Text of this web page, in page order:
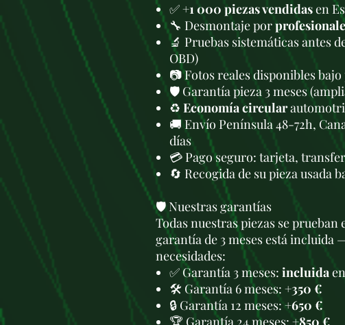
✅+1 000 piezas vendidasen
🔧 Desmontaje por
🔬 Pruebas sistemáticas antes
OBD)
📷 Fotos reales disponibles
🛡️ Garantía pieza 3 meses
♻️ Economía circular
🚚 Envío Península 48-72h,
días
💳 Pago seguro: tarjeta,
🔄 Recogida de su pieza usada
🛡️ Nuestras garantías
Todas nuestras piezas se
garantía de 3 meses está incluida
necesidades:
✅ Garantía 3 meses: incluida
🛠️ Garantía 6 meses: +350 €
🔒 Garantía 12 meses:+650 €
🏆 Garantía 24 meses:+850 €